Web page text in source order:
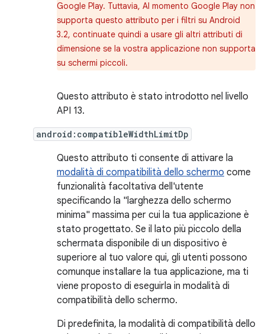
Google Play. Tuttavia, Al momento Google Play non
supporta questo attributo per i filtri su Android
3.2, continuate quindi a usare gli altri attributi di
dimensione se la vostra applicazione non supporta
su schermi piccoli.
Questo attributo è stato introdotto nel livello
API 13.
android:compatibleWidthLimitDp
Questo attributo ti consente di attivare la
modalità di compatibilità dello schermo come
funzionalità facoltativa dell'utente
specificando la "larghezza dello schermo
minima" massima per cui la tua applicazione è
stato progettato. Se il lato più piccolo della
schermata disponibile di un dispositivo è
superiore al tuo valore qui, gli utenti possono
comunque installare la tua applicazione, ma ti
viene proposto di eseguirla in modalità di
compatibilità dello schermo.
Di predefinita, la modalità di compatibilità dello